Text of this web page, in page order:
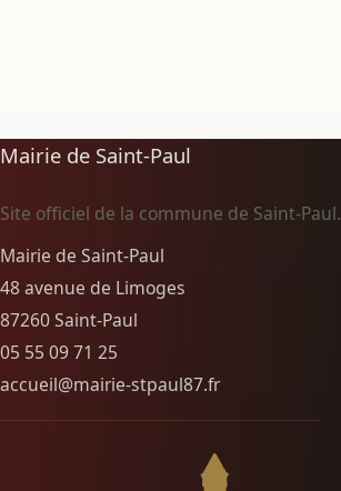
Mairie de Saint-Paul
Site officiel de la commune de Saint-Paul.
Mairie de Saint-Paul
48 avenue de Limoges
87260 Saint-Paul
05 55 09 71 25
accueil@mairie-stpaul87.fr